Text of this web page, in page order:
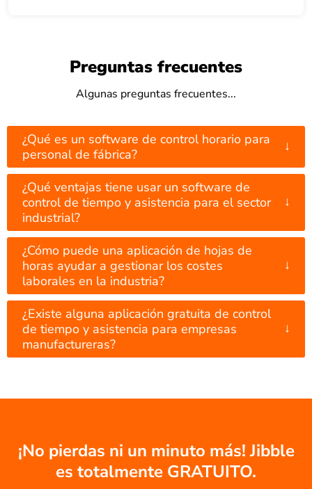
Preguntas frecuentes
Algunas preguntas frecuentes...
¿Qué es un software de control horario para
personal de fábrica?
↓
¿Qué ventajas tiene usar un software de
control de tiempo y asistencia para el sector
industrial?
↓
¿Cómo puede una aplicación de hojas de
horas ayudar a gestionar los costes
laborales en la industria?
↓
¿Existe alguna aplicación gratuita de control
de tiempo y asistencia para empresas
manufactureras?
↓
¡No pierdas ni un minuto más! Jibble
es totalmente GRATUITO.